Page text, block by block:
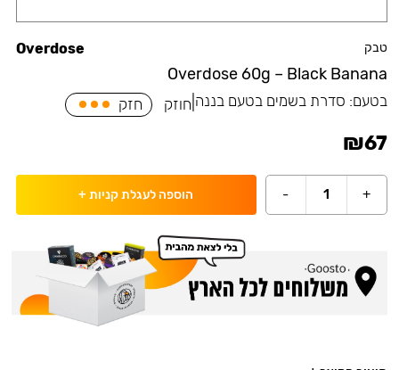
טבק
Overdose 60g – Black Banana
Overdose
בטעם: סדרת בשמים בטעם בננה חוזק חזק
₪67
+
1
- הוספה לעגלת קניות +